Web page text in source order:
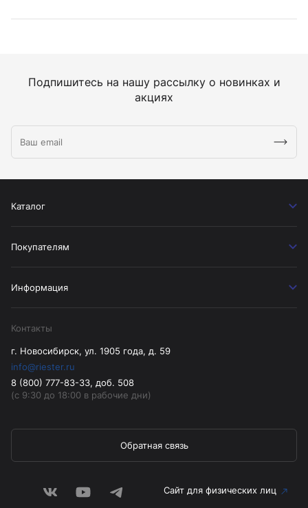
Подпишитесь на нашу рассылку о новинках и
акциях
Каталог
Покупателям
Информация
Контакты
г. Новосибирск, ул. 1905 года, д. 59
info@riester.ru
8 (800) 777-83-33, доб. 508
(с 9:30 до 18:00 в рабочие дни)
Обратная связь
Сайт для физических лиц